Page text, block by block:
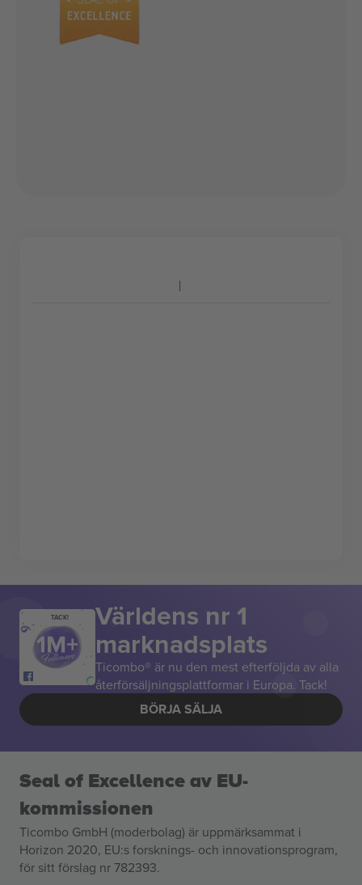
TACK! Världens nr 1
marknadsplats
Ticombo® är nu den mest efterföljda av alla
återförsäljningsplattformar i Europa. Tack!
BÖRJA SÄLJA
Seal of Excellence av EU-
kommissionen
Ticombo GmbH (moderbolag) är uppmärksammat i
Horizon 2020, EU:s forsknings- och innovationsprogram,
för sitt förslag nr 782393.